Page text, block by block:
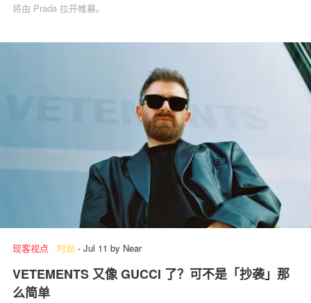
将由 Prada 拉开帷幕。
现客视点 . 时尚 - Jul 11 by Near
VETEMENTS 又像 GUCCI 了？可不是「抄袭」那
么简单